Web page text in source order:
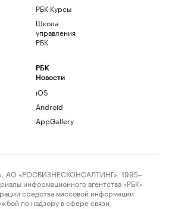
РБК Курсы
Школа
управления
РБК
РБК
Новости
iOS
Android
AppGallery
«РОСБИЗНЕСКОНСАЛТИНГ», 1995–
информационного агентства «РБК»
средства массовой информации
по надзору в сфере связи,